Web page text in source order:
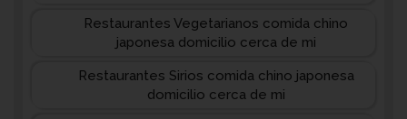
Restaurantes Vegetarianos comida chino
japonesa domicilio cerca de mi
Restaurantes Sirios comida chino japonesa
domicilio cerca de mi